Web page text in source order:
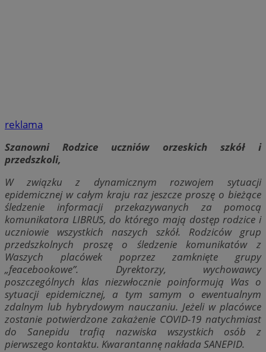
reklama
Szanowni Rodzice uczniów orzeskich szkół i
przedszkoli,
W związku z dynamicznym rozwojem sytuacji
epidemicznej w całym kraju raz jeszcze proszę o bieżące
śledzenie informacji przekazywanych za pomocą
komunikatora LIBRUS, do którego mają dostęp rodzice i
uczniowie wszystkich naszych szkół. Rodziców grup
przedszkolnych proszę o śledzenie komunikatów z
Waszych placówek poprzez zamknięte grupy
„feacebookowe”. Dyrektorzy, wychowawcy
poszczególnych klas niezwłocznie poinformują Was o
sytuacji epidemicznej, a tym samym o ewentualnym
zdalnym lub hybrydowym nauczaniu. Jeżeli w placówce
zostanie potwierdzone zakażenie COVID-19 natychmiast
do Sanepidu trafią nazwiska wszystkich osób z
pierwszego kontaktu. Kwarantannę nakłada SANEPID.